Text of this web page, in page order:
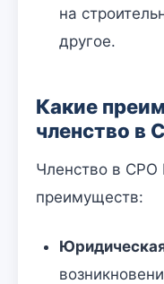
на
другое.
Какие
членство в
Членство в СРО
преимуществ: